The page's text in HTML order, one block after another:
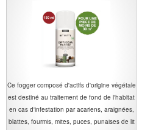
Ce fogger composé d'actifs d'origine végétale
est destiné au traitement de fond de l'habitat
en cas d'infestation par acariens, araignées,
blattes, fourmis, mites, puces, punaises de lit